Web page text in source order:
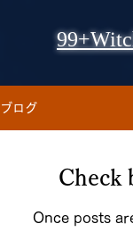
ブログ
Check
Once posts